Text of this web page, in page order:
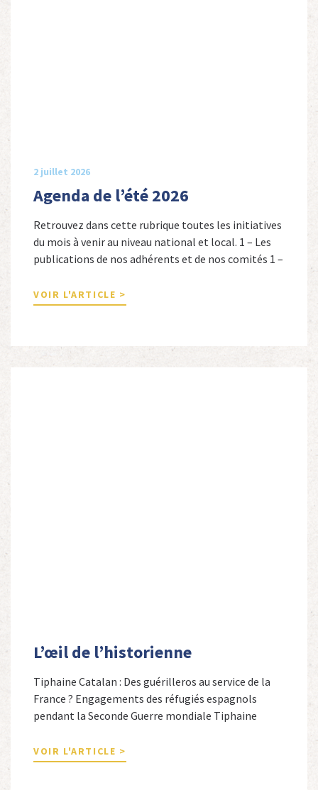
2 juillet 2026
Agenda de l’été 2026
Retrouvez dans cette rubrique toutes les initiatives
du mois à venir au niveau national et local. 1 – Les
publications de nos adhérents et de nos comités 1 –
Cordeboeuf, Christophe Touron et Agnès Dioné,
Nouvelles Sources Éditions, 2026. Ils venaient
autres […]
VOIR L'ARTICLE >
L’œil de l’historienne
Tiphaine Catalan : Des guérilleros au service de la
France ? Engagements des réfugiés espagnols
pendant la Seconde Guerre mondiale Tiphaine
secondaire et docteure en études hispaniques. Elle
est spécialiste de l’histoire contemporaine des
VOIR L'ARTICLE >